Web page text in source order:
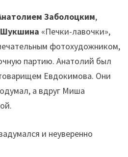
Заболоцким,
Шукшина «Печки-лавочки»,
фотохудожником,
партию. Анатолий был
Евдокимова. Они
а вдруг Миша
и неуверенно